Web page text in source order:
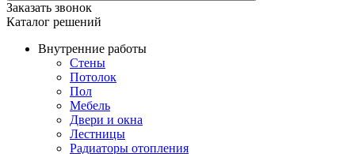
Заказать звонок
Каталог решений
Внутренние работы
Стены
Потолок
Пол
Мебель
Двери и окна
Лестницы
Радиаторы отопления